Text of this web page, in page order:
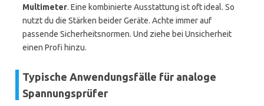
Multimeter. Eine kombinierte Ausstattung ist oft ideal. So
nutzt du die Stärken beider Geräte. Achte immer auf
passende Sicherheitsnormen. Und ziehe bei Unsicherheit
einen Profi hinzu.
Typische Anwendungsfälle für analoge
Spannungsprüfer